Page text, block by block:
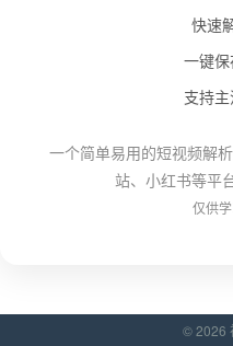
快速
一键
支持
一个简单易用的短视频解
站、小红书等平
仅供
© 2026